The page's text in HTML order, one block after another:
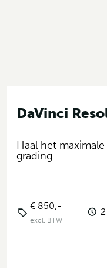
DaVinci
Haal het
grading
€ 850,-
excl. BTW